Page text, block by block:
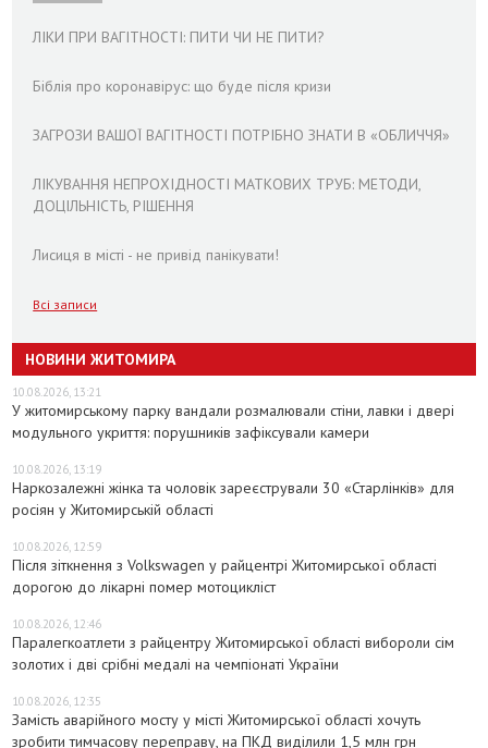
ЛІКИ ПРИ ВАГІТНОСТІ: ПИТИ ЧИ НЕ ПИТИ?
Біблія про коронавірус: що буде після кризи
ЗАГРОЗИ ВАШОЇ ВАГІТНОСТІ ПОТРІБНО ЗНАТИ В «ОБЛИЧЧЯ»
ЛІКУВАННЯ НЕПРОХІДНОСТІ МАТКОВИХ ТРУБ: МЕТОДИ,
ДОЦІЛЬНІСТЬ, РІШЕННЯ
Лисиця в місті - не привід панікувати!
Всі записи
НОВИНИ ЖИТОМИРА
10.08.2026, 13:21
У житомирському парку вандали розмалювали стіни, лавки і двері
модульного укриття: порушників зафіксували камери
10.08.2026, 13:19
Наркозалежні жінка та чоловік зареєстрували 30 «Старлінків» для
росіян у Житомирській області
10.08.2026, 12:59
Після зіткнення з Volkswagen у райцентрі Житомирської області
дорогою до лікарні помер мотоцикліст
10.08.2026, 12:46
Паралегкоатлети з райцентру Житомирської області вибороли сім
золотих і дві срібні медалі на чемпіонаті України
10.08.2026, 12:35
Замість аварійного мосту у місті Житомирської області хочуть
зробити тимчасову переправу, на ПКД виділили 1,5 млн грн